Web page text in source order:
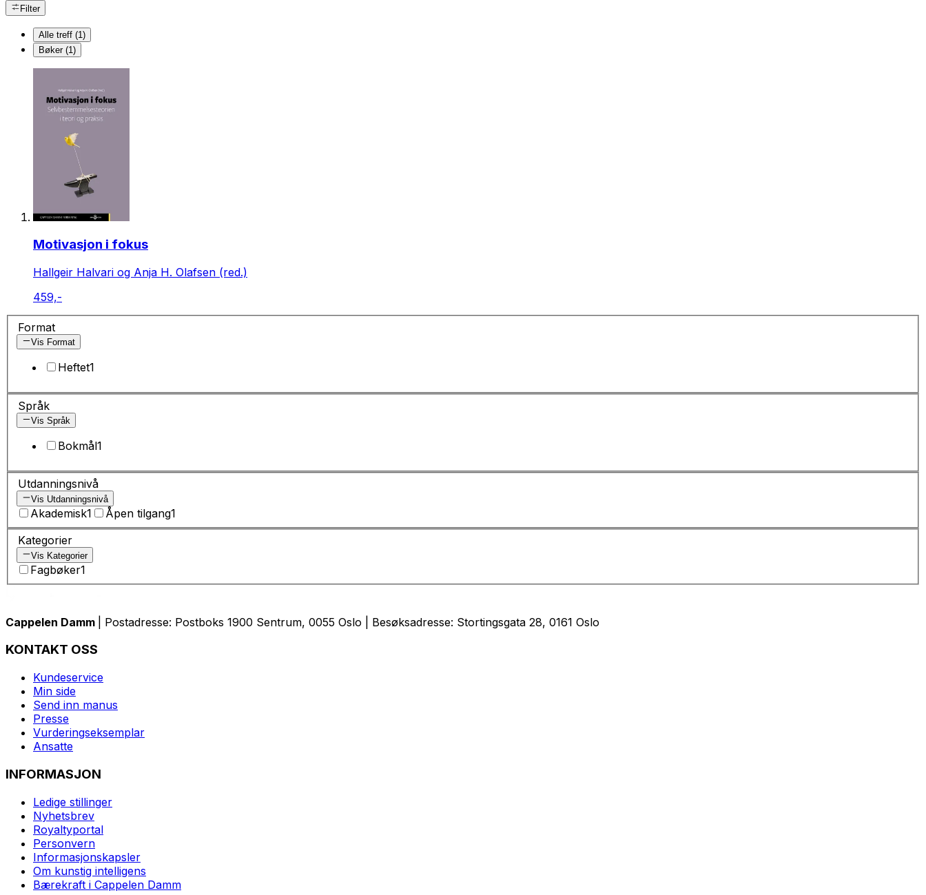
Filter
Alle treff (1)
Bøker (1)
Motivasjon i fokus
Hallgeir Halvari og Anja H. Olafsen (red.)
459,-
Format
Vis Format
Heftet1
Språk
Vis Språk
Bokmål1
Utdanningsnivå
Vis Utdanningsnivå
Akademisk1 Åpen tilgang1
Kategorier
Vis Kategorier
Fagbøker1
Cappelen Damm | Postadresse: Postboks 1900 Sentrum, 0055 Oslo | Besøksadresse: Stortingsgata 28, 0161 Oslo
KONTAKT OSS
Kundeservice
Min side
Send inn manus
Presse
Vurderingseksemplar
Ansatte
INFORMASJON
Ledige stillinger
Nyhetsbrev
Royaltyportal
Personvern
Informasjonskapsler
Om kunstig intelligens
Bærekraft i Cappelen Damm